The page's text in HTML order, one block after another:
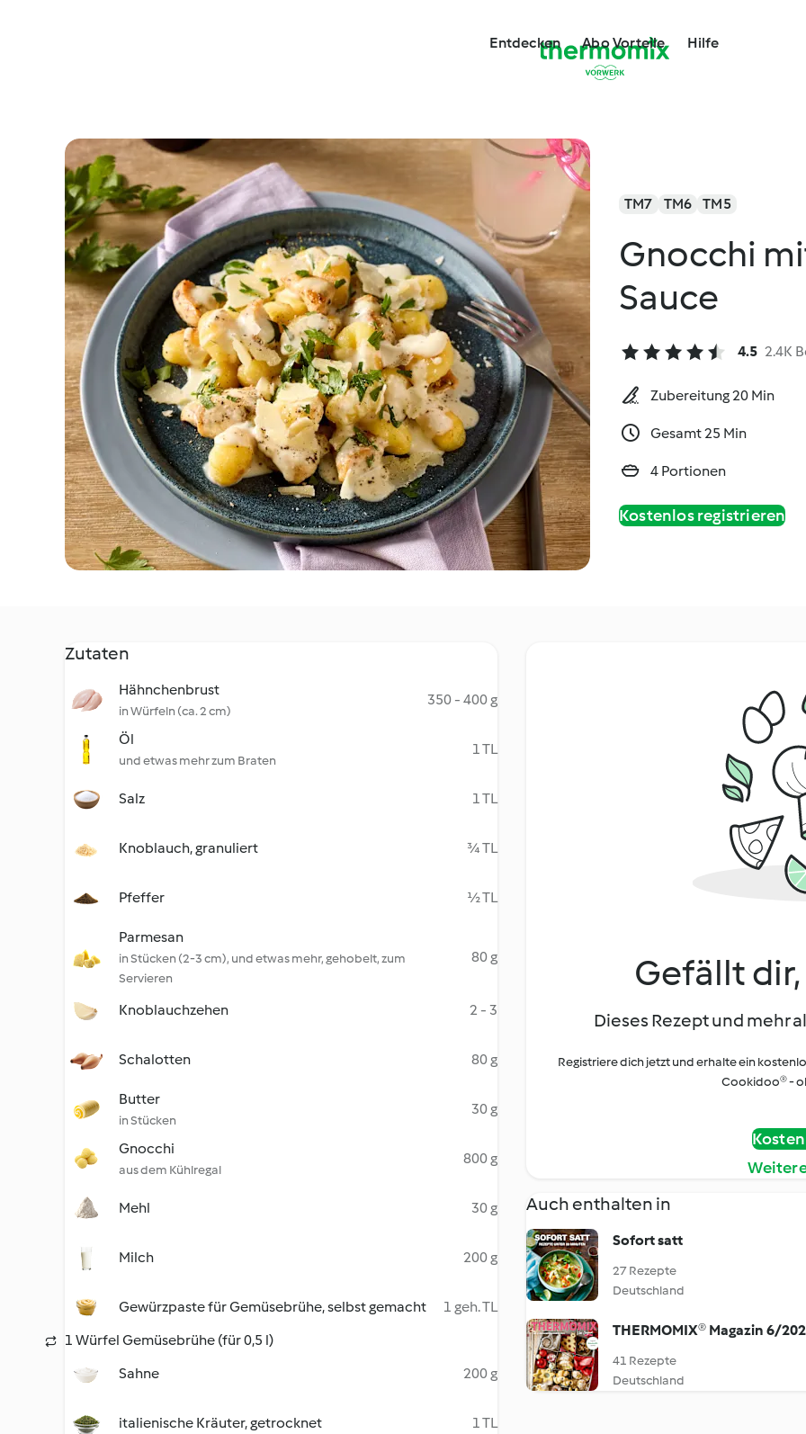
Entdecken Abo Vorteile Hilfe
TM7 TM6 TM5
Gnocchi
Sauce
4.5 2.4K
Zubereitung 20 Min
Gesamt 25 Min
4 Portionen
Kostenlos registrieren
Zutaten
Hähnchenbrust
in Würfeln (ca. 2 cm)
350 - 400 g
Öl
und etwas mehr zum Braten
1 TL
Salz 1 TL
Knoblauch, granuliert ¾ TL
Pfeffer ½ TL
Parmesan
in Stücken (2-3 cm), und etwas mehr, gehobelt, zum
Servieren
80 g
Knoblauchzehen 2 - 3
Schalotten 80 g
Butter
in Stücken
30 g
Gnocchi
aus dem Kühlregal
800 g
Mehl 30 g
Milch 200 g
Gewürzpaste für Gemüsebrühe, selbst gemacht
1 geh. TL
1 Würfel Gemüsebrühe (für 0,5 l)
Sahne
200 g
italienische Kräuter, getrocknet 1 TL
Gefällt
Dieses Rezept und mehr
Registriere dich jetzt und erhalte ein
Cookidoo® -
Auch enthalten in
Sofort satt
27 Rezepte
Deutschland
THERMOMIX® Magazin 6/
41 Rezepte
Deutschland